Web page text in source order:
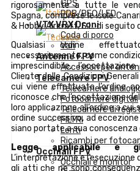
GPS
PDB/BEC/LED
VTX VRX Droni
Coda di porco
Vari
Antenne FPV
Accessori per
Telecamere FPV
Telecamere
Fotocamere digitali
Telecamere di
FILTRI
Lenti
Ricambi per
Occhiali FPV
Occhiali e monitor
rigorosamente a tutte le
Spagna, comprese le Isole
& Hobby Aircraft, S.L. di seguito
Qualsiasi ordine
necessariamente, come
imprescindibile,
Cliente delle Condizioni
cui viene effettuato l’ordine
riconosce che l’accettazione
loro applicazione all’ordine a
ordine successivo, ad
siano portate a sua conoscenza
Legge applicabile e
L’interpretazione e
gli atti che ne sono